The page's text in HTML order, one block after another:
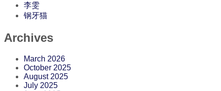
李雯
钢牙猫
Archives
March 2026
October 2025
August 2025
July 2025